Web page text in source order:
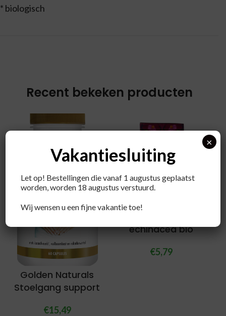
* biologisch
Recent bekeken producten
Golden Naturals
Stoelgang support
€15,49
echinacea bio
€5,79
Vakantiesluiting
Let op! Bestellingen die vanaf 1 augustus geplaatst
worden, worden 18 augustus verstuurd.
Wij wensen u een fijne vakantie toe!
×